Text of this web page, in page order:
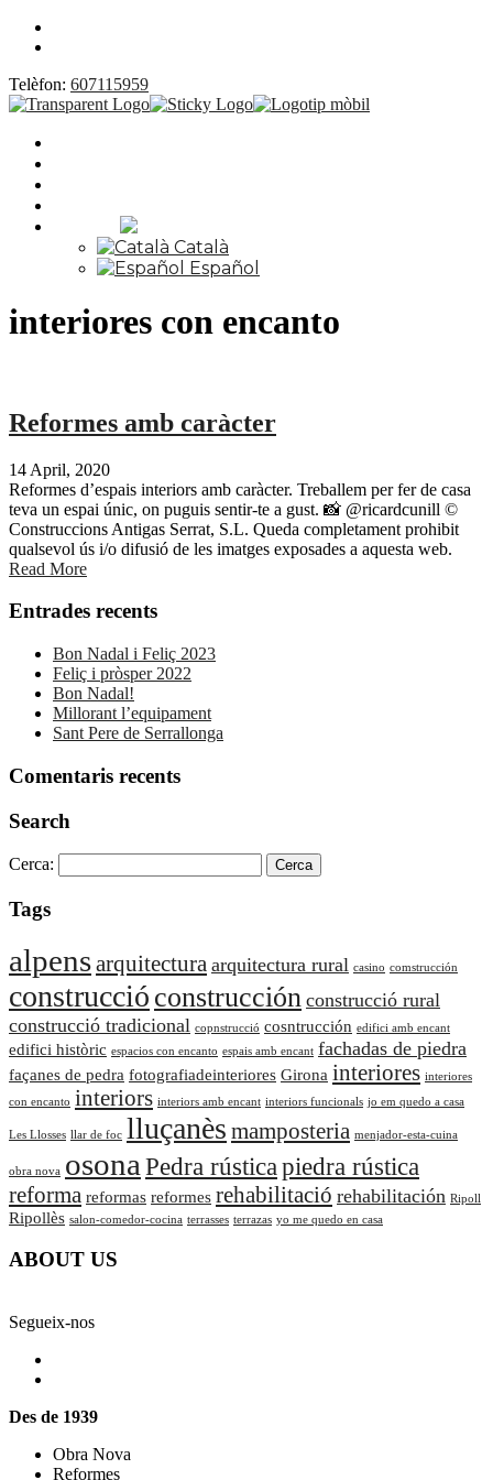
Telèfon: 607115959
Català
Español
interiores con encanto
Reformes amb caràcter
14 April, 2020
Reformes d’espais interiors amb caràcter. Treballem per fer de casa
teva un espai únic, on puguis sentir-te a gust. 📸 @ricardcunill ©
Construccions Antigas Serrat, S.L. Queda completament prohibit
qualsevol ús i/o difusió de les imatges exposades a aquesta web.
Read More
Entrades recents
Bon Nadal i Feliç 2023
Feliç i pròsper 2022
Bon Nadal!
Millorant l’equipament
Sant Pere de Serrallonga
Comentaris recents
Search
Cerca:
Tags
alpensarquitectura arquitectura rural casino comstrucción
construcció construcción construcció rural
construcció tradicional copnstrucció cosntrucción edifici amb encant
edifici històric espacios con encanto espais amb encant fachadas de piedra
façanes de pedra fotografiadeinteriores Girona interiores interiores
con encanto interiors interiors amb encant interiors funcionals jo em quedo a casa
Les Llosses llar de foc lluçanès mamposteria menjador-esta-cuina
obra nova osona Pedra rústica piedra rústica
reforma reformas reformes rehabilitació rehabilitación Ripoll
Ripollès salon-comedor-cocina terrasses terrazas yo me quedo en casa
ABOUT US
Segueix-nos
Des de 1939
Obra Nova
Reformes